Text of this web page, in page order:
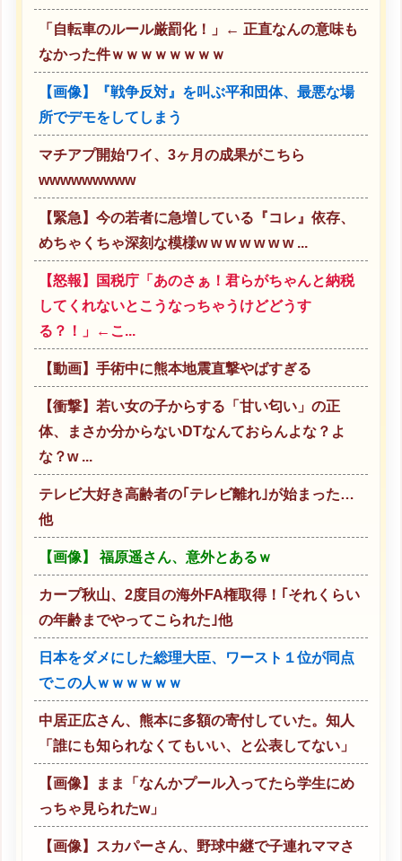
「自転車のルール厳罰化！」← 正直なんの意味も
なかった件ｗｗｗｗｗｗｗｗ
【画像】『戦争反対』を叫ぶ平和団体、最悪な場
所でデモをしてしまう
マチアプ開始ワイ、3ヶ月の成果がこちら
wwwwwwwww
【緊急】今の若者に急増している『コレ』依存、
めちゃくちゃ深刻な模様w w w w w w w ...
【怒報】国税庁「あのさぁ！君らがちゃんと納税
してくれないとこうなっちゃうけどどうす
る？！」←こ...
【動画】手術中に熊本地震直撃やばすぎる
【衝撃】若い女の子からする「甘い匂い」の正
体、まさか分からないDTなんておらんよな？よ
な？w ...
テレビ大好き高齢者の｢テレビ離れ｣が始まった…
他
【画像】 福原遥さん、意外とあるｗ
カープ秋山、2度目の海外FA権取得！｢それくらい
の年齢までやってこられた｣他
日本をダメにした総理大臣、ワースト１位が同点
でこの人ｗｗｗｗｗｗ
中居正広さん、熊本に多額の寄付していた。知人
「誰にも知られなくてもいい、と公表してない」
【画像】まま「なんかプール入ってたら学生にめ
っちゃ見られたw」
【画像】スカパーさん、野球中継で子連れママさ